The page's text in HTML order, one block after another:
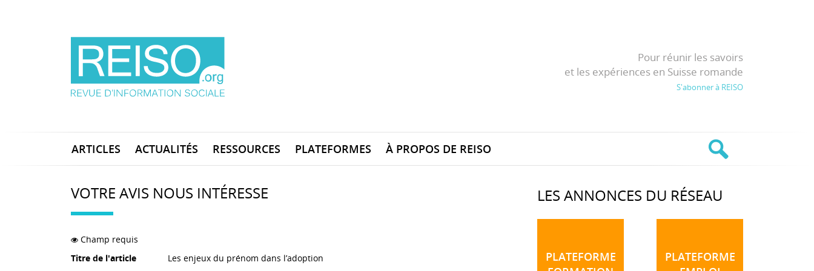
Pour réunir les savoirs
et les expériences en Suisse romande
S'abonner à REISO
ARTICLES ACTUALITÉS RESSOURCES PLATEFORMES À PROPOS DE REISO
VOTRE AVIS NOUS INTÉRESSE
Champ requis
Titre de l'article
Les enjeux du prénom dans l’adoption
LES ANNONCES DU RÉSEAU
PLATEFORME
PLATEFORME